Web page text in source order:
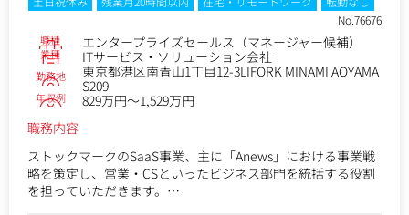
No.76676
職種 エンタープライズセールス（マネージャー候補）
業種 ITサービス・ソリューション会社
勤務地
東京都港区南青山1丁目12-3LIFORK MINAMI AOYAMA
S209
年収例
829万円～1,529万円
職務内容
ストックマークのSaaS事業、主に「Anews」における事業戦
略を策定し、営業・CSといったビジネス部門を統括する役割
を担っていただきます。